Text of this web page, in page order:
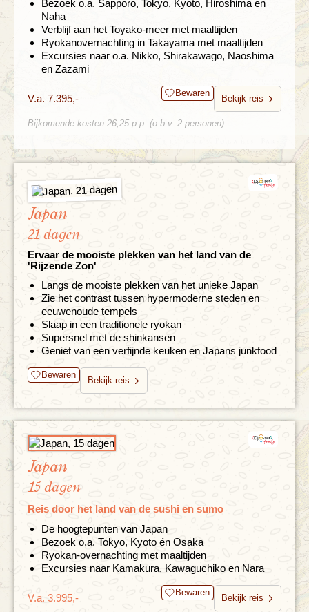
Bezoek o.a. Sapporo, Tokyo, Kyoto, Hiroshima en
Naha
Verblijf aan het Toyako-meer met maaltijden
Ryokanovernachting in Takayama met maaltijden
Excursies naar o.a. Nikko, Shirakawago, Naoshima
en Zazami
V.a. 7.395,- Bewaren
Bekijk reis
Bijkomende kosten 26,25 p.p. (o.b.v. 2 personen)
Japan
21 dagen
Ervaar de mooiste plekken van het land van de
'Rijzende Zon'
Langs de mooiste plekken van het unieke Japan
Zie het contrast tussen hypermoderne steden en
eeuwenoude tempels
Slaap in een traditionele ryokan
Supersnel met de shinkansen
Geniet van een verfijnde keuken en Japans junkfood
Bewaren
Bekijk reis
Japan
15 dagen
Reis door het land van de sushi en sumo
De hoogtepunten van Japan
Bezoek o.a. Tokyo, Kyoto én Osaka
Ryokan-overnachting met maaltijden
Excursies naar Kamakura, Kawaguchiko en Nara
V.a. 3.995,- Bewaren
Bekijk reis